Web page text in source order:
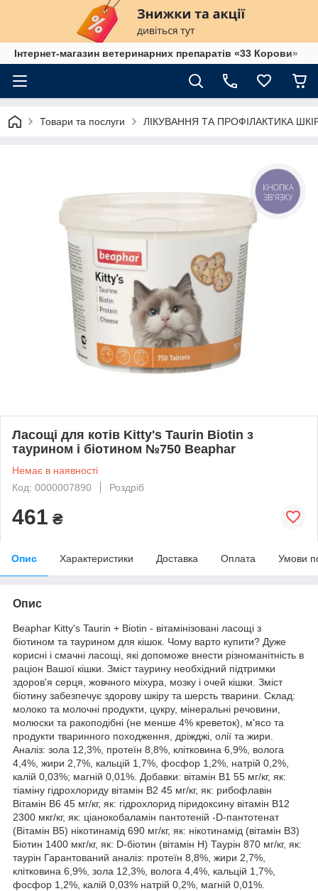
Інтернет-магазин ветеринарних препаратів «33 Корови»
Товари та послуги ЛІКУВАННЯ ТА ПРОФІЛАКТИКА
Ласощі для котів Kitty's Taurin Biotin з
таурином і біотином №750 Beaphar
Немає в наявності
Код: 0000007890
Роздріб
461 ₴
Опис Характеристики Доставка Оплата Умови
Опис
Beaphar Kitty's Taurin + Biotin - вітамінізовані ласощі з
біотином та таурином для кішок. Чому варто купити? Дуже
корисні і смачні ласощі, які допоможе внести різноманітність в
раціон Вашої кішки. Зміст таурину необхідний підтримки
здоров'я серця, жовчного міхура, мозку і очей кішки. Зміст
біотину забезпечує здорову шкіру та шерсть тварини. Склад:
молоко та молочні продукти, цукру, мінеральні речовини,
молюски та ракоподібні (не менше 4% креветок), м'ясо та
продукти тваринного походження, дріжджі, олії та жири.
Аналіз: зола 12,3%, протеїн 8,8%, клітковина 6,9%, волога
4,4%, жири 2,7%, кальцій 1,7%, фосфор 1,2%, натрій 0,2%,
калій 0,03%; магній 0,01%. Добавки: вітамін В1 55 мг/кг, як:
тіаміну гідрохлориду вітамін В2 45 мг/кг, як: рибофлавін
Вітамін В6 45 мг/кг, як: гідрохлорид піридоксину вітамін В12
2300 мкг/кг, як: ціанокобаламін пантотеній -D-пантотенат
(Вітамін В5) нікотинамід 690 мг/кг, як: нікотинамід (вітамін В3)
Біотин 1400 мкг/кг, як: D-біотин (вітамін Н) Таурін 870 мг/кг, як:
таурін Гарантований аналіз: протеїн 8,8%, жири 2,7%,
клітковина 6,9%, зола 12,3%, волога 4,4%, кальцій 1,7%,
фосфор 1,2%, калій 0,03% натрій 0,2%, магній 0,01%.
КНОПКА
ЗВ'ЯЗКУ